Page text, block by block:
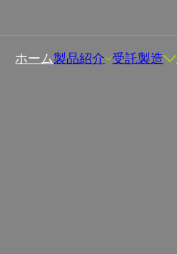
ホーム製品紹介 受託製造